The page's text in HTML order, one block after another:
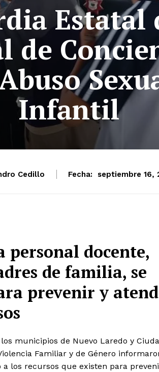
Estatal
de
Infantil
Cedillo Fecha: septiembre 16,
personal docente,
de familia, se
prevenir y
municipios de Nuevo Laredo y
Familiar y de Género
los recursos que existen para